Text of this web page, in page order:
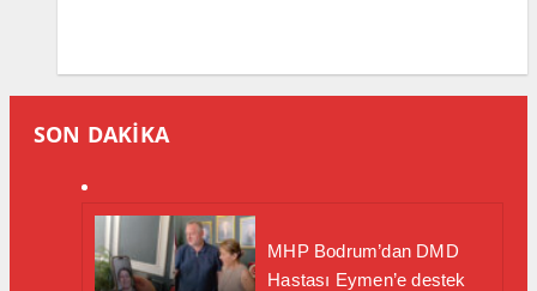
SON DAKİKA
MHP Bodrum’dan DMD
Hastası Eymen’e destek